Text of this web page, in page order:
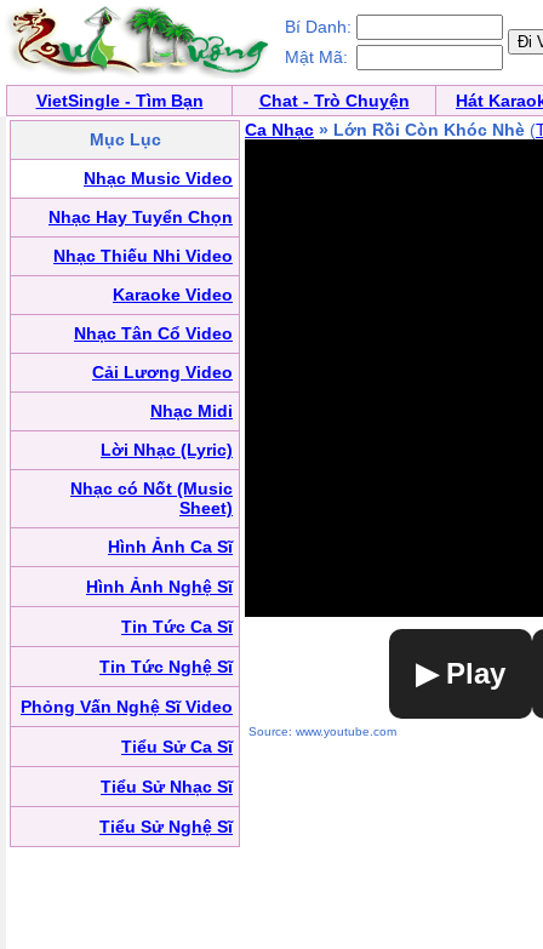
Bí Danh:
Mật Mã:
VietSingle - Tìm Bạn Chat - Trò Chuyện
Hát
Mục Lục
Nhạc Music Video
Nhạc Hay Tuyển Chọn
Nhạc Thiếu Nhi Video
Karaoke Video
Nhạc Tân Cổ Video
Cải Lương Video
Nhạc Midi
Lời Nhạc (Lyric)
Nhạc có Nốt (Music
Sheet)
Hình Ảnh Ca Sĩ
Hình Ảnh Nghệ Sĩ
Tin Tức Ca Sĩ
Tin Tức Nghệ Sĩ
Phỏng Vấn Nghệ Sĩ Video
Tiểu Sử Ca Sĩ
Tiểu Sử Nhạc Sĩ
Tiểu Sử Nghệ Sĩ
Ca Nhạc » Lớn Rồi Còn Khóc Nhè (
▶ Play
Source: www.youtube.com